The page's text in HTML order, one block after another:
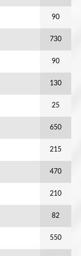
90
730
90
130
25
650
215
470
210
82
550